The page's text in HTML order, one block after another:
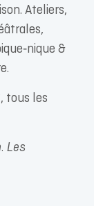
Ateliers,
&
, tous les
Les